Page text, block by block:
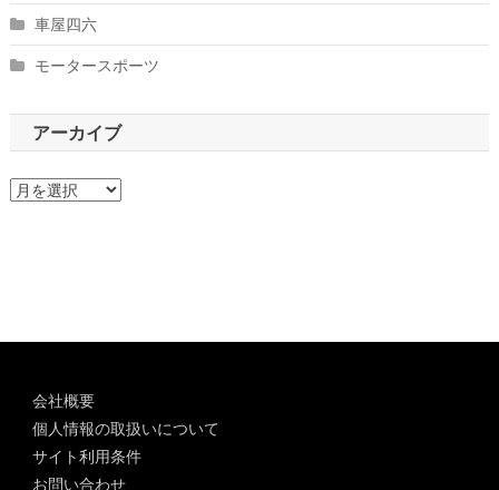
車屋四六
モータースポーツ
アーカイブ
ア
会社概要
個人情報の取扱いについて
サイト利用条件
お問い合わせ